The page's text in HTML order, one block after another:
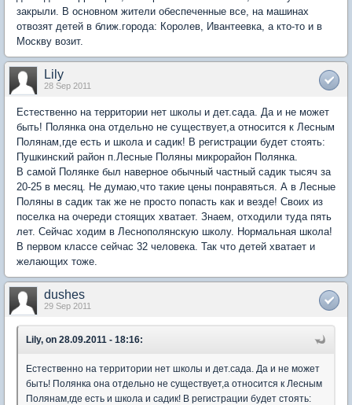
закрыли. В основном жители обеспеченные все, на машинах
отвозят детей в ближ.города: Королев, Ивантеевка, а кто-то и в
Москву возит.
Lily
28 Sep 2011
Естественно на территории нет школы и дет.сада. Да и не может
быть! Полянка она отдельно не существует,а относится к Лесным
Полянам,где есть и школа и садик! В регистрации будет стоять:
Пушкинский район п.Лесные Поляны микрорайон Полянка.
В самой Полянке был наверное обычный частный садик тысяч за
20-25 в месяц. Не думаю,что такие цены понравяться. А в Лесные
Поляны в садик так же не просто попасть как и везде! Своих из
поселка на очереди стоящих хватает. Знаем, отходили туда пять
лет. Сейчас ходим в Леснополянскую школу. Нормальная школа!
В первом классе сейчас 32 человека. Так что детей хватает и
желающих тоже.
dushes
29 Sep 2011
Lily, on 28.09.2011 - 18:16:
Естественно на территории нет школы и дет.сада. Да и не может
быть! Полянка она отдельно не существует,а относится к Лесным
Полянам,где есть и школа и садик! В регистрации будет стоять: